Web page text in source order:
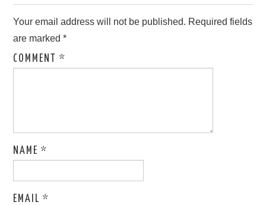
Your email address will not be published. Required fields
are marked*
COMMENT*
NAME*
EMAIL*